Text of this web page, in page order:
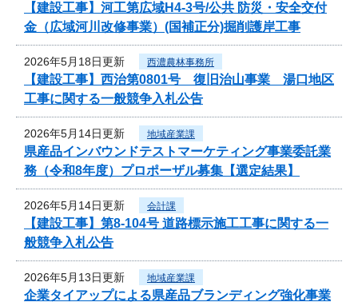
【建設工事】河工第広域H4-3号/公共 防災・安全交付
金（広域河川改修事業）(国補正分)掘削護岸工事
2026年5月18日更新 西濃農林事務所
【建設工事】西治第0801号 復旧治山事業 湯口地区
工事に関する一般競争入札公告
2026年5月14日更新 地域産業課
県産品インバウンドテストマーケティング事業委託業
務（令和8年度）プロポーザル募集【選定結果】
2026年5月14日更新 会計課
【建設工事】第8-104号 道路標示施工工事に関する一
般競争入札公告
2026年5月13日更新 地域産業課
企業タイアップによる県産品ブランディング強化事業